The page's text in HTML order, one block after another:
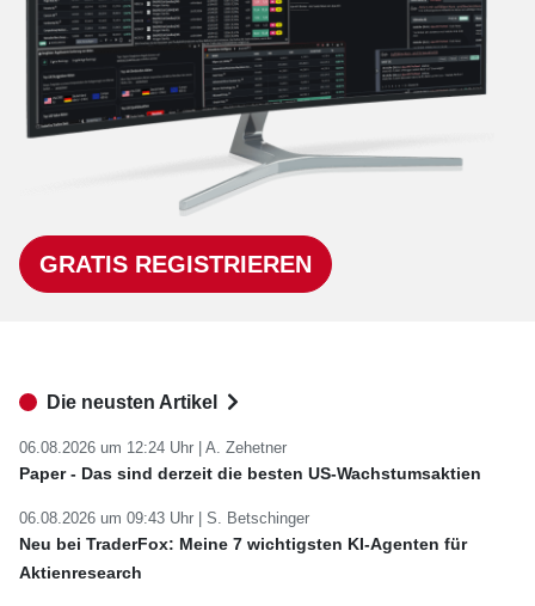
GRATIS REGISTRIEREN
Die neusten Artikel
06.08.2026 um 12:24 Uhr | A. Zehetner
Paper - Das sind derzeit die besten US-Wachstumsaktien
06.08.2026 um 09:43 Uhr | S. Betschinger
Neu bei TraderFox: Meine 7 wichtigsten KI-Agenten für
Aktienresearch